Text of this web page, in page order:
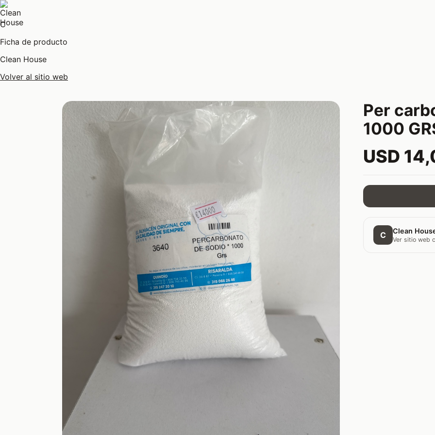
C
Ficha de producto
Clean House
Volver al sitio web
Per
1000
USD
C Clean
Ver sitio web